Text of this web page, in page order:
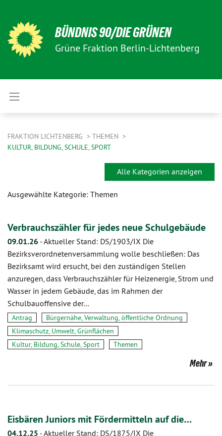
BÜNDNIS 90/DIE GRÜNEN
Grüne Fraktion Berlin-Lichtenberg
FRAKTION LICHTENBERG
THEMEN
KULTUR, BILDUNG, SCHULE, SPORT
Alle Kategorien anzeigen
Ausgewählte Kategorie: Themen
Verbrauchszähler für jedes neue Schulgebäude
09.01.26 -Aktueller Stand: DS/1903/IX Die
Bezirksverordnetenversammlung wolle beschließen: Das
Bezirksamt wird ersucht, bei den zuständigen Stellen
anzuregen, dass Verbrauchszähler für Heizenergie, Strom und
Wasser in jedem Gebäude, das im Rahmen der
Schulbauoffensive der…
Antrag
Bürgernähe, Verwaltung, öffentliche Ordnung
Klimaschutz, Umwelt, Grünflächen
Kultur, Bildung, Schule, Sport
Themen
Mehr
Eisbären Juniors mit Fördermitteln auf die…
04.12.25 -Aktueller Stand: DS/1875/IX Die